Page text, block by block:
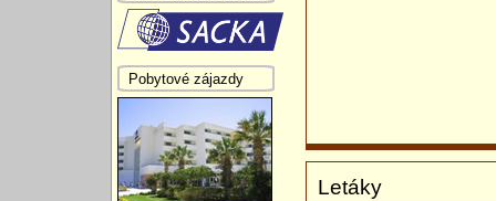
Letáky
Pobytové zájazdy